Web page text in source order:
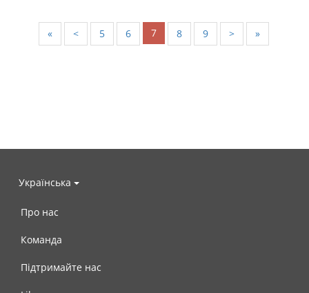
« < 5 6 7 8 9 > »
Українська
Про нас
Команда
Підтримайте нас